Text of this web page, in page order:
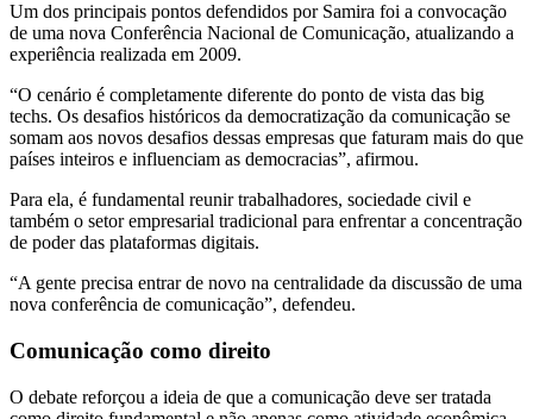
Um dos principais pontos defendidos por Samira foi a convocação
de uma nova Conferência Nacional de Comunicação, atualizando a
experiência realizada em 2009.
“O cenário é completamente diferente do ponto de vista das big
techs. Os desafios históricos da democratização da comunicação se
somam aos novos desafios dessas empresas que faturam mais do que
países inteiros e influenciam as democracias”, afirmou.
Para ela, é fundamental reunir trabalhadores, sociedade civil e
também o setor empresarial tradicional para enfrentar a concentração
de poder das plataformas digitais.
“A gente precisa entrar de novo na centralidade da discussão de uma
nova conferência de comunicação”, defendeu.
Comunicação como direito
O debate reforçou a ideia de que a comunicação deve ser tratada